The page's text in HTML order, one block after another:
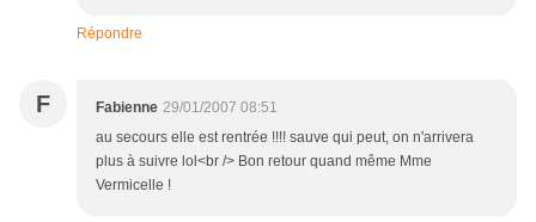
Répondre
F Fabienne 29/01/2007 08:51
au secours elle est rentrée !!!! sauve qui peut, on n'arrivera
plus à suivre lol<br /> Bon retour quand même Mme
Vermicelle !